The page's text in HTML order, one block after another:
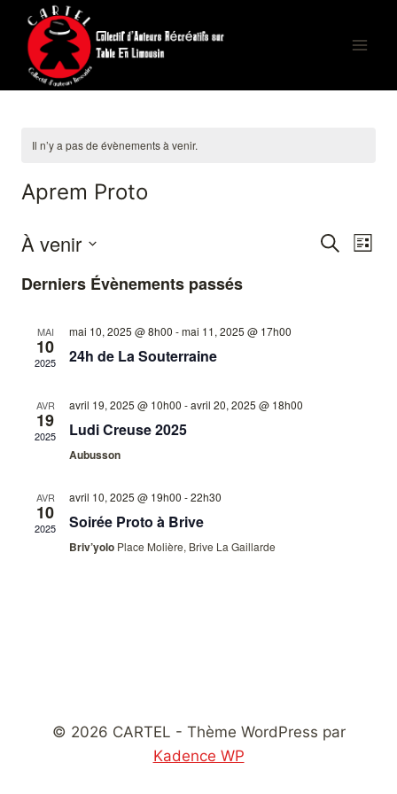
contenu
Il n’y a pas de évènements à venir.
Aprem Proto
Recherche
Recherche
Liste
À venir
une
Derniers Évènements passés
MAI
10
2025
mai 10, 2025 @ 8h00 -mai 11, 2025 @ 17h00
24h de La Souterraine
AVR
19
2025
avril 19, 2025 @ 10h00 -avril 20, 2025 @ 18h00
Ludi Creuse 2025
Aubusson
AVR
10
2025
avril 10, 2025 @ 19h00 -22h30
Soirée Proto à Brive
Briv’yolo Place Molière, Brive La Gaillarde
© 2026 CARTEL - Thème WordPress par
Kadence WP